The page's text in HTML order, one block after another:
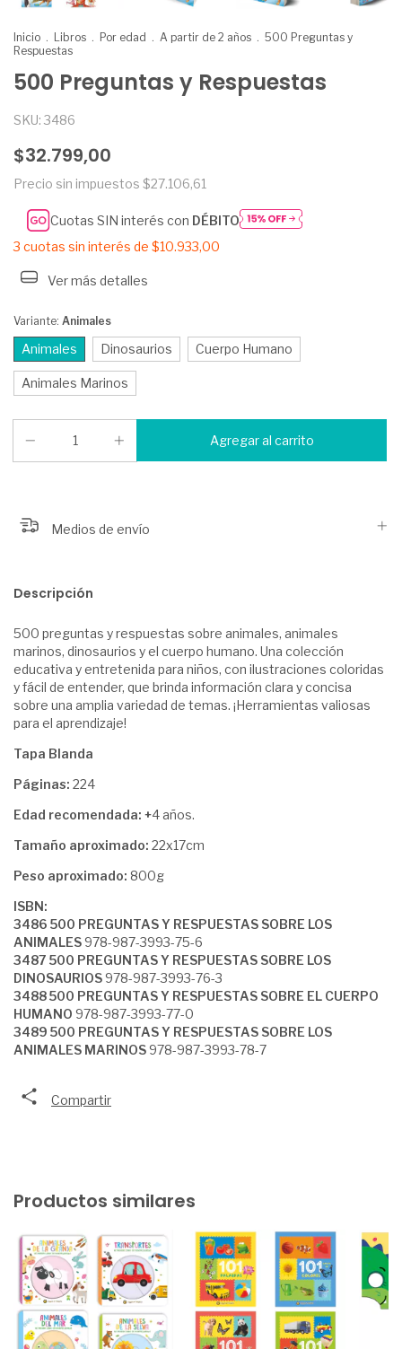
Inicio . Libros . Por edad . A partir de 2 años . 500 Preguntas y
Respuestas
500 Preguntas y Respuestas
SKU: 3486
$32.799,00
Precio sin impuestos $27.106,61
Cuotas SIN interés con DÉBITO
3 cuotas sin interés de $10.933,00
Ver más detalles
Variante: Animales
Animales Dinosaurios Cuerpo Humano
Animales Marinos
Medios de envío
Descripción
500 preguntas y respuestas sobre animales, animales
marinos, dinosaurios y el cuerpo humano. Una colección
educativa y entretenida para niños, con ilustraciones coloridas
y fácil de entender, que brinda información clara y concisa
sobre una amplia variedad de temas. ¡Herramientas valiosas
para el aprendizaje!
Tapa Blanda
Páginas: 224
Edad recomendada: +4 años.
Tamaño aproximado: 22x17cm
Peso aproximado: 800g
ISBN:
3486 500 PREGUNTAS Y RESPUESTAS SOBRE LOS
ANIMALES 978-987-3993-75-6
3487 500 PREGUNTAS Y RESPUESTAS SOBRE LOS
DINOSAURIOS 978-987-3993-76-3
3488 500 PREGUNTAS Y RESPUESTAS SOBRE EL CUERPO
HUMANO 978-987-3993-77-0
3489 500 PREGUNTAS Y RESPUESTAS SOBRE LOS
ANIMALES MARINOS 978-987-3993-78-7
Compartir
Productos similares